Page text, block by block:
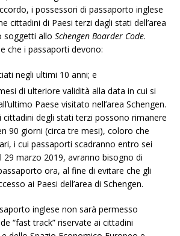
i possessori di passaporto inglese
cittadini di Paesi terzi dagli stati dell’area
soggetti allo Schengen Boarder Code.
che i passaporti devono:
negli ultimi 10 anni; e
di ulteriore validità alla data in cui si
Paese visitato nell’area Schengen.
cittadini degli stati terzi possono rimanere
90 giorni (circa tre mesi), coloro che
i cui passaporti scadranno entro sei
29 marzo 2019, avranno bisogno di
ora, al fine di evitare che gli
ai Paesi dell’area di Schengen.
inglese non sarà permesso
“fast track” riservate ai cittadini